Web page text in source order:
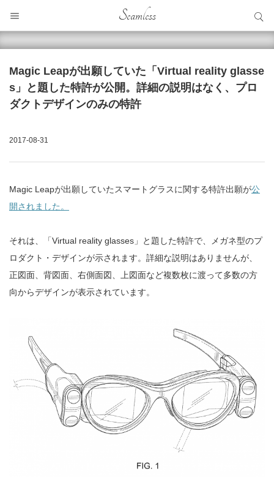
Seamless
Magic Leapが出願していた「Virtual reality glasse
s」と題した特許が公開。詳細の説明はなく、プロ
ダクトデザインのみの特許
2017-08-31
Magic Leapが出願していたスマートグラスに関する特許出願が公
開されました。
それは、「Virtual reality glasses」と題した特許で、メガネ型のプ
ロダクト・デザインが示されます。詳細な説明はありませんが、
正図面、背図面、右側面図、上図面など複数枚に渡って多数の方
向からデザインが表示されています。
サイト内検索